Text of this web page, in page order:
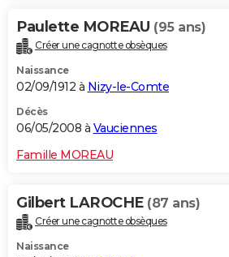
Paulette MOREAU (95 ans)
Créer une cagnotte obsèques
Naissance
02/09/1912 à Nizy-le-Comte
Décès
06/05/2008 à Vauciennes
Famille MOREAU
Gilbert LAROCHE (87 ans)
Créer une cagnotte obsèques
Naissance